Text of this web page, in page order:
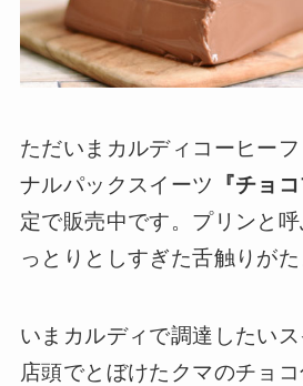
ただいまカルディコーヒー
ナルパックスイーツ
『チョ
定で販売中です。プリンと
っとりとしすぎた舌触りがた
いまカルディで調達したいス
店頭でとぼけたクマのチョ